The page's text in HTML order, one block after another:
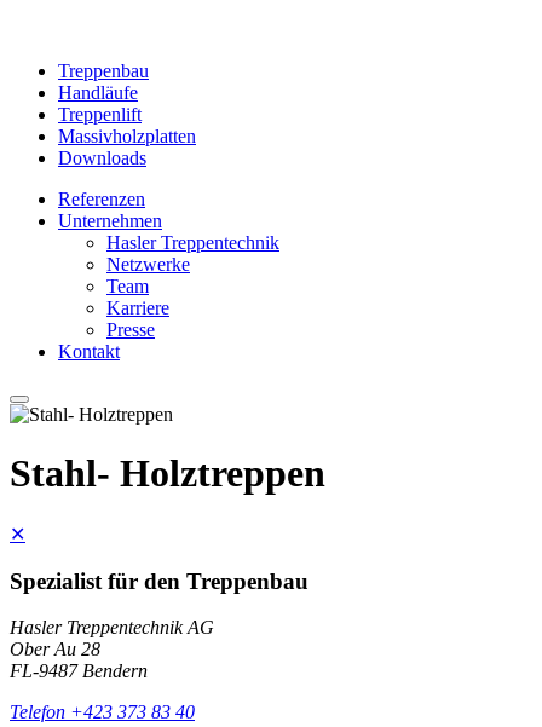
Treppenbau
Handläufe
Treppenlift
Massivholzplatten
Downloads
Referenzen
Unternehmen
Hasler Treppentechnik
Netzwerke
Team
Karriere
Presse
Kontakt
Stahl- Holztreppen
✕
Spezialist für den Treppenbau
Hasler Treppentechnik AG
Ober Au 28
FL-9487 Bendern
Telefon +423 373 83 40